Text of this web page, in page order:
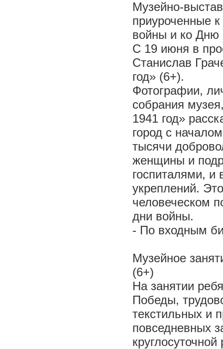
Музейно-
приуроченные
войны и ко Дню
С 19 июня в
Станислав
год» (6+).
Фотографии,
собрания
1941 год»
город с
тысячи
женщины и
госпиталями, и
укреплений.
человеческом
дни войны.
- По входным
Музейное
(6+)
На занятии
Победы,
текстильных и
повседневных